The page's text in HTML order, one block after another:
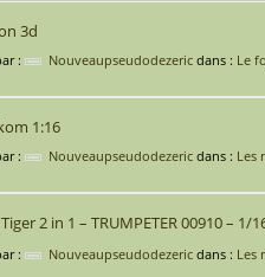
3d
: Nouveaupseudodezeric dans : Le
1:16
: Nouveaupseudodezeric dans : Les
2 in 1 – TRUMPETER 00910 – 1/
: Nouveaupseudodezeric dans : Les